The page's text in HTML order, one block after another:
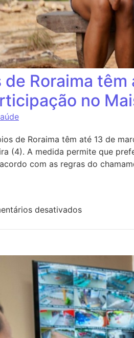
Roraima
no
de Roraima têm até 13 de
(4). A medida permite que
com as regras do
desativados